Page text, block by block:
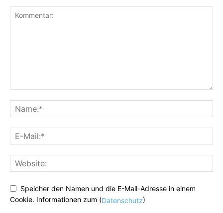
Speicher den Namen und die E-Mail-Adresse in einem
Cookie. Informationen zum (Datenschutz)